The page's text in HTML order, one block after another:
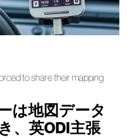
to share their mapping
は地図データ
、英ODI主張